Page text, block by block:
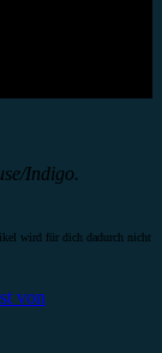
Indigo.
wird für dich dadurch nicht
von